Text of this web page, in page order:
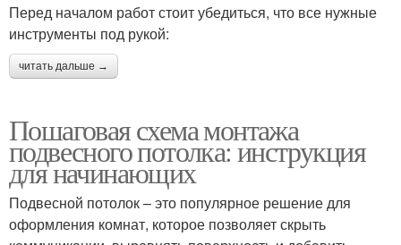
Перед началом работ стоит убедиться, что все нужные
инструменты под рукой:
читать дальше →
Пошаговая схема монтажа
подвесного потолка: инструкция
для начинающих
Подвесной потолок – это популярное решение для
оформления комнат, которое позволяет скрыть